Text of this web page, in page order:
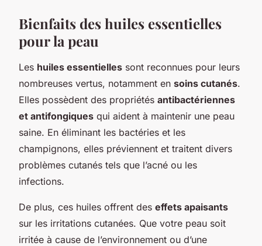
Bienfaits des huiles essentielles
pour la peau
Les huiles essentielles sont reconnues pour leurs
nombreuses vertus, notamment en soins cutanés.
Elles possèdent des propriétés antibactériennes
et antifongiques qui aident à maintenir une peau
saine. En éliminant les bactéries et les
champignons, elles préviennent et traitent divers
problèmes cutanés tels que l’acné ou les
infections.
De plus, ces huiles offrent des effets apaisants
sur les irritations cutanées. Que votre peau soit
irritée à cause de l’environnement ou d’une